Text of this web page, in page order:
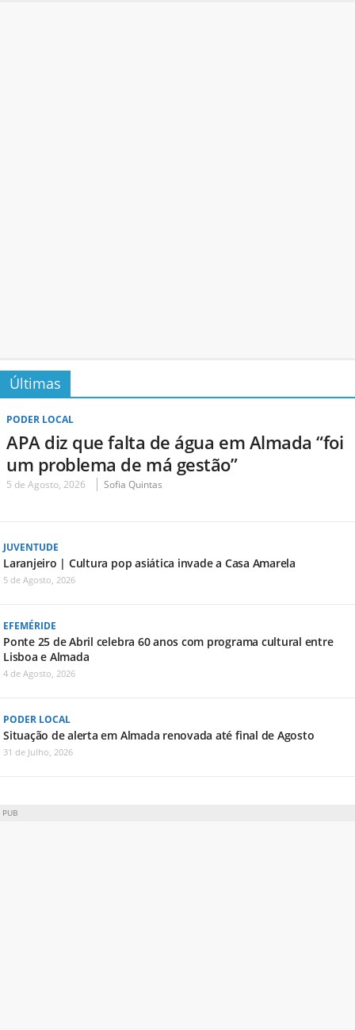
Últimas
PODER LOCAL
APA diz que falta de água em Almada “foi
um problema de má gestão”
5 de Agosto, 2026 Sofia Quintas
JUVENTUDE
Laranjeiro | Cultura pop asiática invade a Casa Amarela
5 de Agosto, 2026
EFEMÉRIDE
Ponte 25 de Abril celebra 60 anos com programa cultural entre
Lisboa e Almada
4 de Agosto, 2026
PODER LOCAL
Situação de alerta em Almada renovada até final de Agosto
31 de Julho, 2026
PUB